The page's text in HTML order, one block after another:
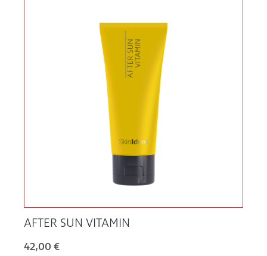
AFTER SUN VITAMIN
42,00 €